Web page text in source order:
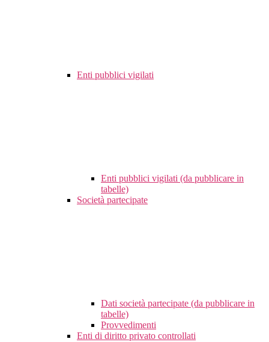
Enti pubblici vigilati
Enti pubblici vigilati (da pubblicare in
tabelle)
Società partecipate
Dati società partecipate (da pubblicare in
tabelle)
Provvedimenti
Enti di diritto privato controllati